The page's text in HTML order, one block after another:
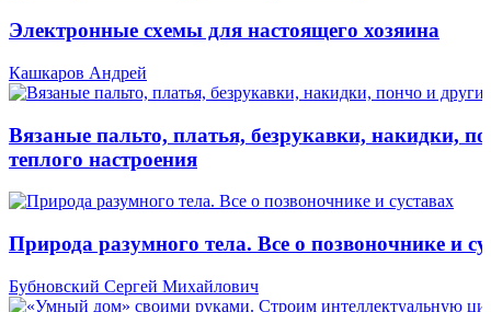
Электронные схемы для настоящего хозяина
Кашкаров Андрей
Вязаные пальто, платья, безрукавки, накидки,
теплого настроения
Природа разумного тела. Все о позвоночнике и
Бубновский Сергей Михайлович